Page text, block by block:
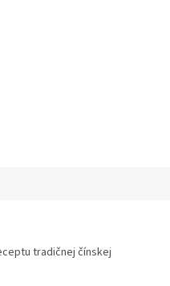
tradičnej čínskej